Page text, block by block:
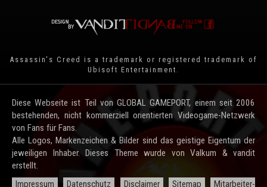
Assassin's Creed is a trademark or registered trademark of
Ubisoft Entertainment
Diese Webseite ist Teil von GLOBAL GAMEPORT, einem seit 2006
bestehenden, nicht kommerziell orientierten Videogame-Netzwerk
von Fans für Fans.
Alle Logos, Markenzeichen & Bilder sind das geistige Eigentum der
jeweiligen Inhaber. Dieses Theme wurde von Valkum & vandit
erstellt.
Impressum
Datenschutz Disclaimer Sitemap Mitarbeiter-